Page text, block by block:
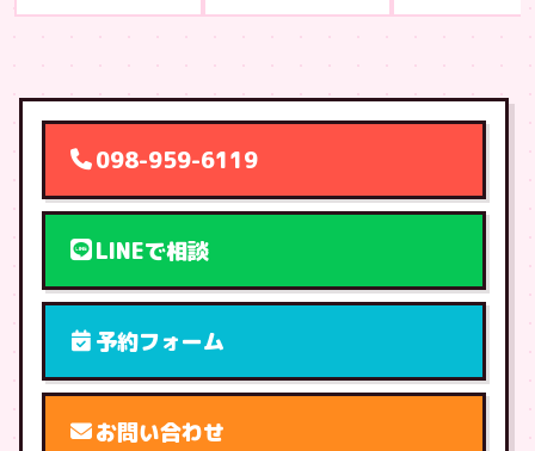
098-959-6119
LINEで相談
予約フォーム
お問い合わせ